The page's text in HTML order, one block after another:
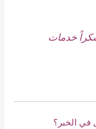
خدمات
في الخبر؟